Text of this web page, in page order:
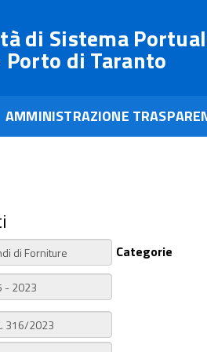
di Sistema
di Taranto
AMMINISTRAZIONE
Categorie